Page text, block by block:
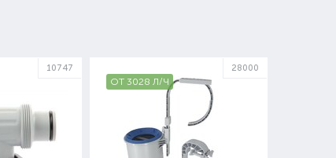
10747
ОТ 3028 Л/Ч
28000